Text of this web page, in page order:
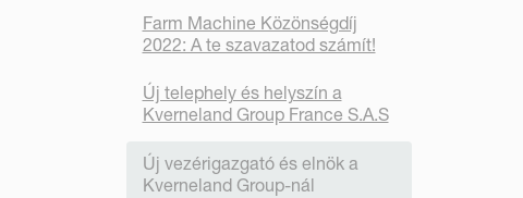
Farm Machine Közönségdíj
2022: A te szavazatod számít!
Új telephely és helyszín a
Kverneland Group France S.A.S
Új vezérigazgató és elnök a
Kverneland Group-nál